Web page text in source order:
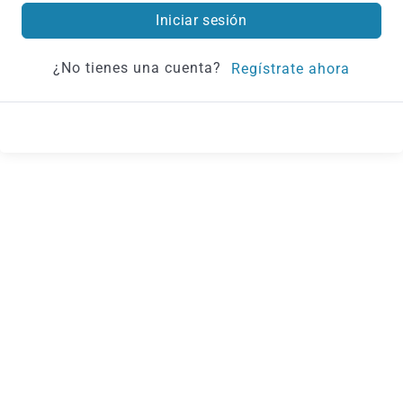
Iniciar sesión
¿No tienes una cuenta? Regístrate ahora